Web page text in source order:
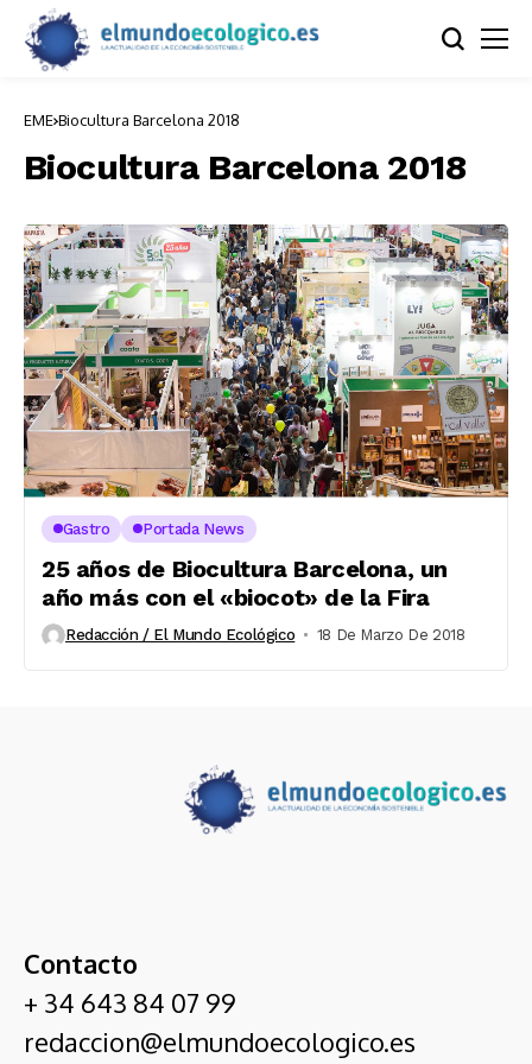
EME Biocultura Barcelona 2018
Biocultura Barcelona 2018
Gastro Portada News
25 años de Biocultura Barcelona, un
año más con el «biocot» de la Fira
Redacción / El Mundo Ecológico 18 De Marzo De 2018
Contacto
+ 34 643 84 07 99
redaccion@elmundoecologico.es